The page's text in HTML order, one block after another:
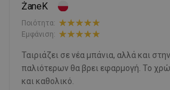
ŻaneK
Ποιότητα:
Εμφάνιση:
Ταιριάζει σε νέα μπάνια, αλλά και
παλιότερων θα βρει εφαρμογή. Το
και καθολικό.